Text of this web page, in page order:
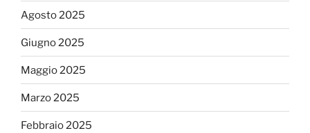
Agosto 2025
Giugno 2025
Maggio 2025
Marzo 2025
Febbraio 2025